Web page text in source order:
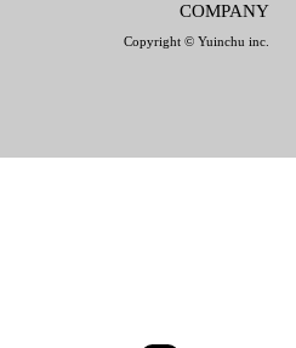
COMPANY
Copyright © Yuinchu inc.